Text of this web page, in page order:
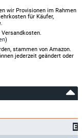
wir Provisionen im Rahmen
für Käufer,
)
stammen von Amazon.
jederzeit geändert oder
E